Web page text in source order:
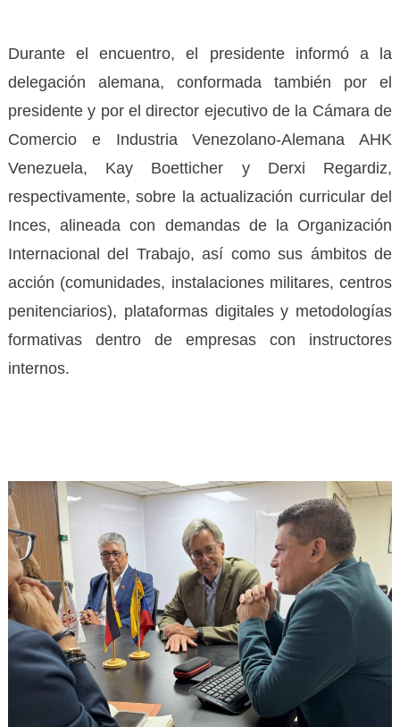
Durante el encuentro, el presidente informó a la
delegación alemana, conformada también por el
presidente y por el director ejecutivo de la Cámara de
Comercio e Industria Venezolano-Alemana AHK
Venezuela, Kay Boetticher y Derxi Regardiz,
respectivamente, sobre la actualización curricular del
Inces, alineada con demandas de la Organización
Internacional del Trabajo, así como sus ámbitos de
acción (comunidades, instalaciones militares, centros
penitenciarios), plataformas digitales y metodologías
formativas dentro de empresas con instructores
internos.